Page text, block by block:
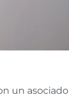
un asociado